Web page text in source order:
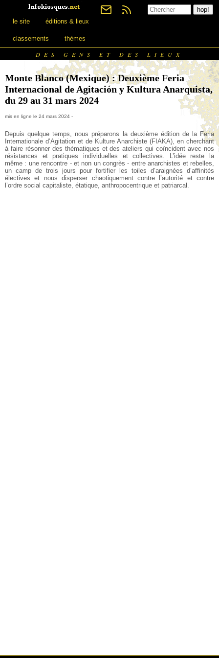
le site éditions & lieux
classements thèmes
DES GENS ET DES LIEUX
Monte Blanco (Mexique) : Deuxième Feria
Internacional de Agitación y Kultura Anarquista,
du 29 au 31 mars 2024
mis en ligne le 24 mars 2024 -
Depuis quelque temps, nous préparons la deuxième édition de la Feria
Internationale d’Agitation et de Kulture Anarchiste (FIAKA), en cherchant
à faire résonner des thématiques et des ateliers qui coïncident avec nos
résistances et pratiques individuelles et collectives. L’idée reste la
même : une rencontre - et non un congrès - entre anarchistes et rebelles,
un camp de trois jours pour fortifier les toiles d’araignées d’affinités
électives et nous disperser chaotiquement contre l’autorité et contre
l’ordre social capitaliste, étatique, anthropocentrique et patriarcal.